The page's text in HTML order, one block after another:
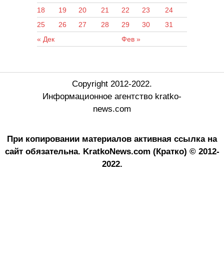
« Дек Фев »
18
19 20 21 22 23
24
25
26 27 28 29 30 31
Copyright 2012-2022.
Информационное агентство kratko-
news.com
При копировании материалов активная ссылка на
сайт обязательна. KratkoNews.com (Кратко) © 2012-
2022.